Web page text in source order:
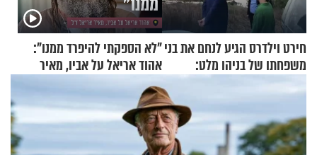
חירט וילדרס הגיע לנחם את בני
משפחתו של בניהו מלט:
"מיליונים באירופה תומכים
בכם"
"לא הספקתי להיפרד ממנו":
אהוד אריאל על אביו, מאיר
אריאל ז"ל